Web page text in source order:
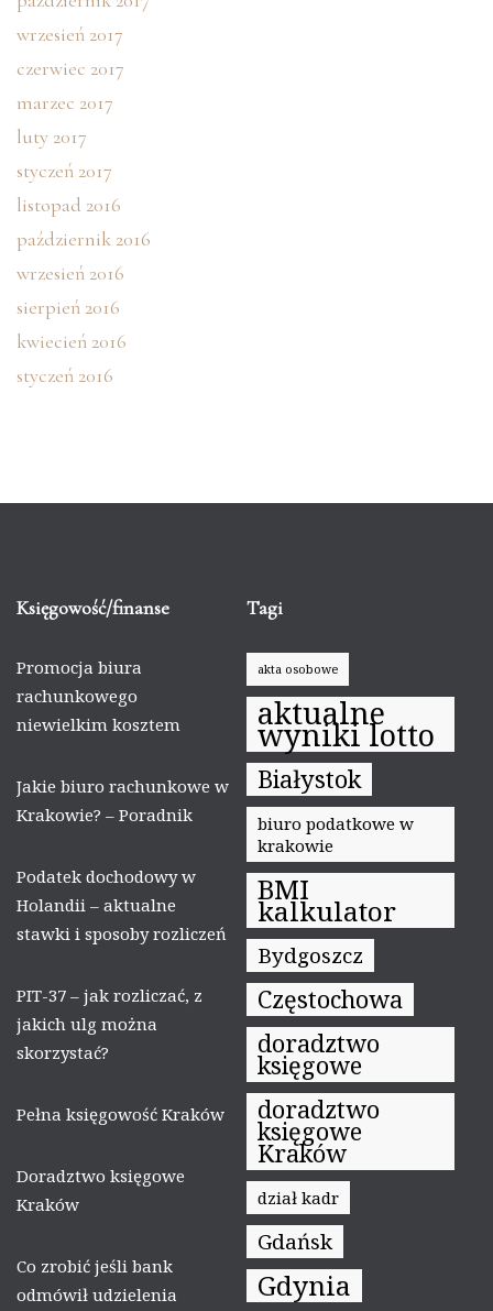
wrzesień 2017
czerwiec 2017
marzec 2017
luty 2017
styczeń 2017
listopad 2016
październik 2016
wrzesień 2016
sierpień 2016
kwiecień 2016
styczeń 2016
Księgowość/finanse
Promocja biura
rachunkowego
niewielkim kosztem
Jakie biuro rachunkowe w
Krakowie? – Poradnik
Podatek dochodowy w
Holandii – aktualne
stawki i sposoby rozliczeń
PIT-37 – jak rozliczać, z
jakich ulg można
skorzystać?
Pełna księgowość Kraków
Doradztwo księgowe
Kraków
Co zrobić jeśli bank
odmówił udzielenia
Tagi
akta osobowe
aktualne
wyniki lotto
Białystok
biuro podatkowe w
krakowie
BMI
kalkulator
Bydgoszcz
Częstochowa
doradztwo
księgowe
doradztwo
księgowe
Kraków
dział kadr
Gdańsk
Gdynia